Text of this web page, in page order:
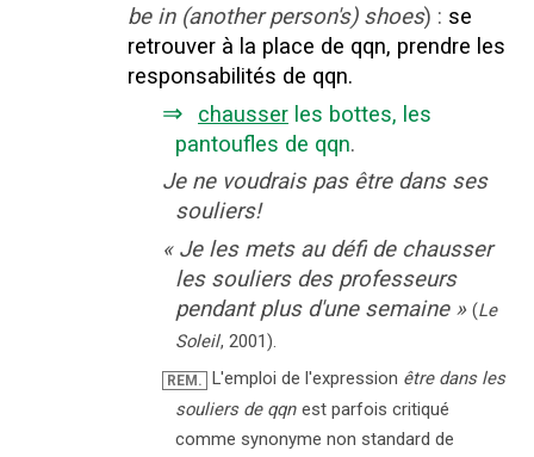
be in (another person's) shoes) : se
retrouver à la place de qqn, prendre les
responsabilités de qqn.
⇒ chausser les bottes, les
pantoufles de qqn.
Je ne voudrais pas être dans ses
souliers!
« Je les mets au défi de chausser
les souliers des professeurs
pendant plus d'une semaine » (Le
Soleil, 2001).
REM. L'emploi de l'expression être dans les
souliers de qqn est parfois critiqué
comme synonyme non standard de